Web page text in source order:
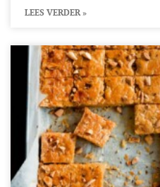
LEES VERDER »